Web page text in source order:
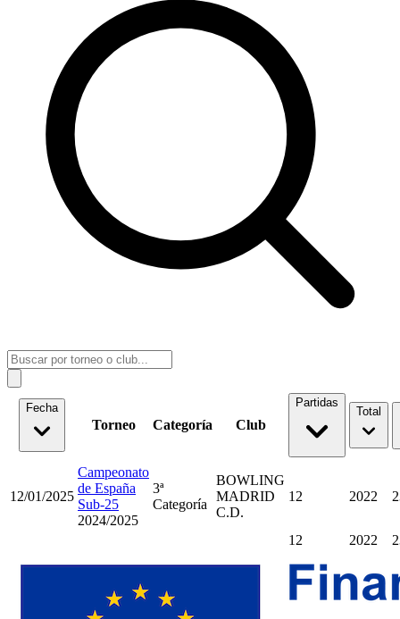
Fecha
Torneo Categoría Club
Partidas
Total
12/01/2025
Campeonato
de España
Sub-25
2024/2025
3ª
Categoría
BOWLING
MADRID
C.D.
12 2022
12 2022